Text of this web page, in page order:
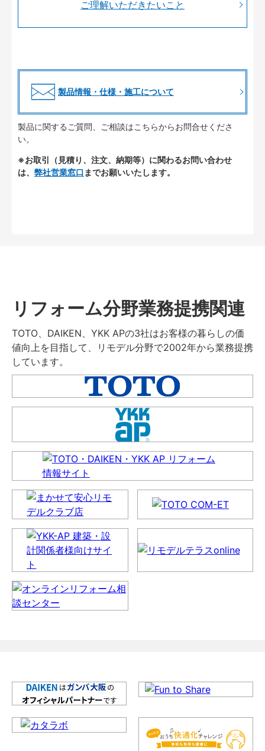
ご理解いただきたいこと
製品情報・仕様・施工について
製品に関するご質問、ご相談はこちらからお問合せくださ
い。
※お取引（見積り、注文、納期等）に関わるお問い合わせ
は、 弊社営業窓口 までお願いいたします。
リフォーム分野業務提携関連
TOTO、DAIKEN、YKK APの3社はお客様の暮らしの価
値向上を目指して、リモデル分野で2002年から業務提携
しています。